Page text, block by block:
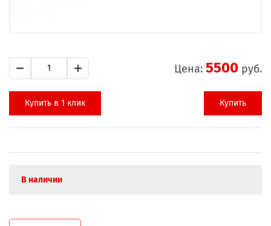
Цена: 5500 руб.
Купить в 1 клик Купить
В наличии